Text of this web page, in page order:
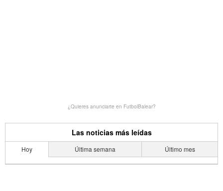
¿Quieres anunciarte en FutbolBalear?
Las noticias más leídas
Hoy Última semana Último mes